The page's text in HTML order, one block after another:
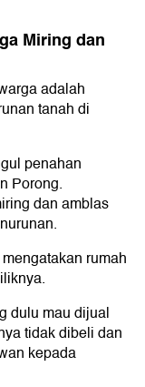
Miring dan
adalah
tanah di
penahan
Porong.
dan amblas
rumah
dulu mau dijual
tidak dibeli dan
kepada